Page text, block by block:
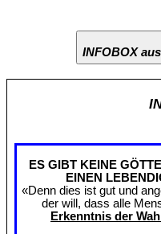
ES GIBT KEINE
EINEN
«Denn dies ist gut und
der will, dass alle
Erkenntnis der